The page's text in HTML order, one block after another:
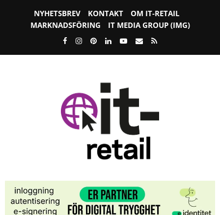
NYHETSBREV KONTAKT
OM IT-RETAIL
MARKNADSFÖRING
IT MEDIA GROUP (IMG)